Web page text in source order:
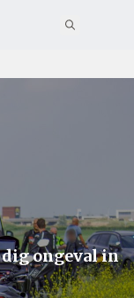
ongeval in